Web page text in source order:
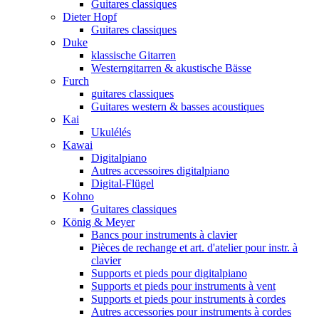
Guitares classiques
Dieter Hopf
Guitares classiques
Duke
klassische Gitarren
Westerngitarren & akustische Bässe
Furch
guitares classiques
Guitares western & basses acoustiques
Kai
Ukulélés
Kawai
Digitalpiano
Autres accessoires digitalpiano
Digital-Flügel
Kohno
Guitares classiques
König & Meyer
Bancs pour instruments à clavier
Pièces de rechange et art. d'atelier pour instr. à
clavier
Supports et pieds pour digitalpiano
Supports et pieds pour instruments à vent
Supports et pieds pour instruments à cordes
Autres accessories pour instruments à cordes